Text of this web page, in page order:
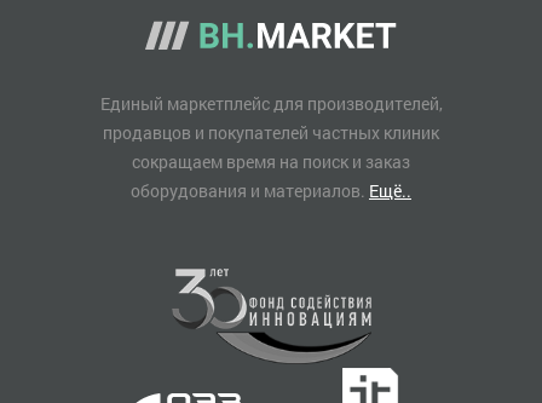
Единый маркетплейс для производителей,
продавцов и покупателей частных клиник
сокращаем время на поиск и заказ
оборудования и материалов. Ещё..